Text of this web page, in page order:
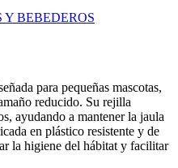
Y BEBEDEROS
para pequeñas mascotas,
reducido. Su rejilla
ayudando a mantener la jaula
en plástico resistente y de
la higiene del hábitat y facilitar